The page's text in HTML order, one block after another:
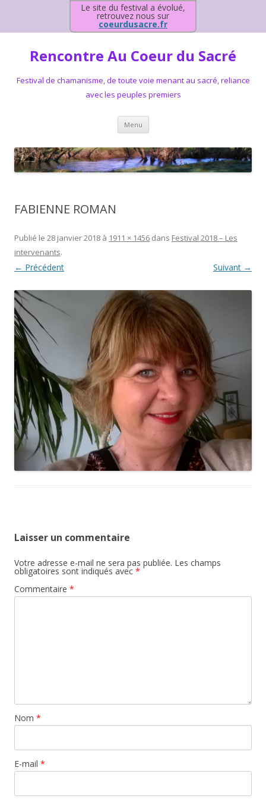
Le site du festival a évolué,
retrouvez nous sur
coeurdusacre.fr
Rencontre Au Coeur du Sacré
Festival de chamanisme, de toute voie menant au sacré, reliance
avec les peuples premiers
Menu Aller au contenu principal
FABIENNE ROMAN
Publié le 28 janvier 2018 à 1911 × 1456 dans Festival 2018 – Les
intervenants.
← Précédent Suivant →
Laisser un commentaire
Votre adresse e-mail ne sera pas publiée. Les champs
obligatoires sont indiqués avec *
Commentaire *
Nom *
E-mail *